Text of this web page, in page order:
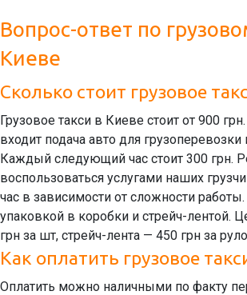
Вопрос-ответ по
Киеве
Сколько стоит грузовое
Грузовое такси в Киеве стоит от 900
входит подача авто для грузоперевозки
Каждый следующий час стоит 300 грн.
воспользоваться услугами наших
час в зависимости от сложности
упаковкой в коробки и стрейч-лентой.
грн за шт, стрейч-лента — 450 грн за
Как оплатить грузовое
Оплатить можно наличными по факту